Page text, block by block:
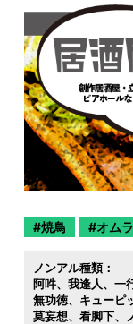
焼鳥 オム
ノンアル種類：
阿吽
我逢人 一
無功徳
キューピ
莫妄想
看脚下